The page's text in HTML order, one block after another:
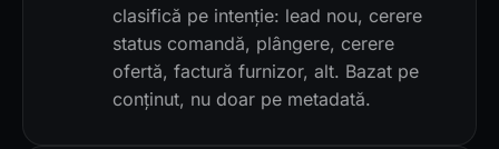
clasifică pe intenție: lead nou, cerere
status comandă, plângere, cerere
ofertă, factură furnizor, alt. Bazat pe
conținut, nu doar pe metadată.